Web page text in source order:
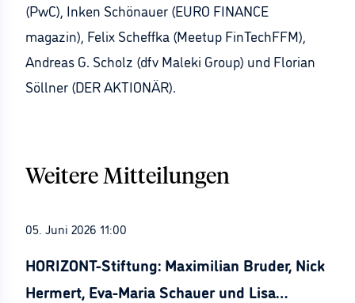
(PwC), Inken Schönauer (EURO FINANCE
magazin), Felix Scheffka (Meetup FinTechFFM),
Andreas G. Scholz (dfv Maleki Group) und Florian
Söllner (DER AKTIONÄR).
Weitere Mitteilungen
05. Juni 2026 11:00
HORIZONT-Stiftung: Maximilian Bruder, Nick
Hermert, Eva-Maria Schauer und Lisa